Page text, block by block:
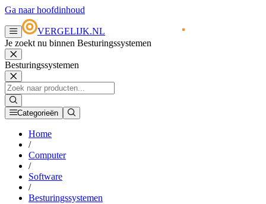
Ga naar hoofdinhoud
VERGELIJK.NL
Je zoekt nu binnen Besturingssystemen
Besturingssystemen
Categorieën
Home
/
Computer
/
Software
/
Besturingssystemen